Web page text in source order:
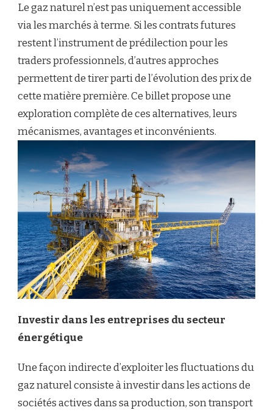
:
MÉTHODES
ALTERNATIVES
POUR
TRADER
LE
NATUREL
Le gaz naturel n’est pas uniquement accessible
via les marchés à terme. Si les contrats futures
restent l’instrument de prédilection pour les
traders professionnels, d’autres approches
permettent de tirer parti de l’évolution des prix de
cette matière première. Ce billet propose une
exploration complète de ces alternatives, leurs
mécanismes, avantages et inconvénients.
Investir dans les entreprises du secteur
énergétique
Une façon indirecte d’exploiter les fluctuations du
gaz naturel consiste à investir dans les actions de
sociétés actives dans sa production, son transport